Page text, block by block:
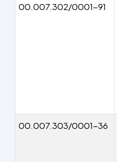
00.007.302/0001-91
00.007.303/0001-36